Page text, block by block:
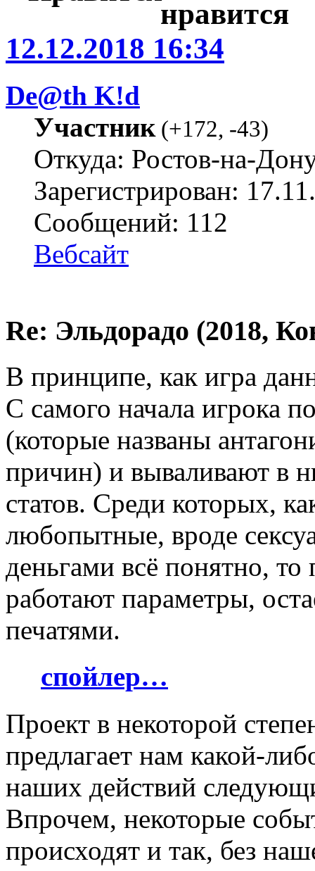
12.12.2018 16:34
De@th K!d
Участник(+172, -43)
Откуда: Ростов-на-
Зарегистрирован:
Сообщений: 112
Вебсайт
Re: Эльдорадо (2018,
В принципе, как игра
С самого начала игрока
(которые названы
причин) и вываливают в
статов. Среди которых,
любопытные, вроде
деньгами всё понятно,
работают параметры,
печатями.
спойлер…
Проект в некоторой
предлагает нам какой-
наших действий
Впрочем, некоторые
происходят и так, без